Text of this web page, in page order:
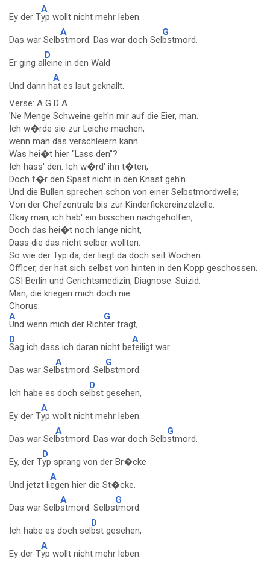
Ey der T
A
yp wollt nicht mehr leben.
Das war Selb
A
stmord. Das war doch Sel
G
bstmord.
Er ging al
D
leine in den Wald
Und dann h
A
at es laut geknallt.
Verse: A G D A ...
'Ne Menge Schweine geh'n mir auf die Eier, man.
Ich w�rde sie zur Leiche machen,
wenn man das verschleiern kann.
Was hei�t hier "Lass den"?
Ich hass' den. Ich w�rd' ihn t�ten,
Doch f�r den Spast nicht in den Knast geh'n.
Und die Bullen sprechen schon von einer Selbstmordwelle;
Von der Chefzentrale bis zur Kinderfickereinzelzelle.
Okay man, ich hab' ein bisschen nachgeholfen,
Doch das hei�t noch lange nicht,
Dass die das nicht selber wollten.
So wie der Typ da, der liegt da doch seit Wochen.
Officer, der hat sich selbst von hinten in den Kopp geschossen.
CSI Berlin und Gerichtsmedizin, Diagnose: Suizid.
Man, die kriegen mich doch nie.
Chorus:
A
Und wenn mich der Rich
G
ter fragt,
D
Sag ich dass ich daran nicht be
A
teiligt war.
Das war Sel
A
bstmord. Sel
G
bstmord.
Ich habe es doch se
D
lbst gesehen,
Ey der T
A
yp wollt nicht mehr leben.
Das war Sel
A
bstmord. Das war doch Selb
G
stmord.
Ey, der T
D
yp sprang von der Br�cke
Und jetzt li
A
egen hier die St�cke.
Das war Selb
A
stmord. Selbs
G
tmord.
Ich habe es doch sel
D
bst gesehen,
Ey der T
A
yp wollt nicht mehr leben.